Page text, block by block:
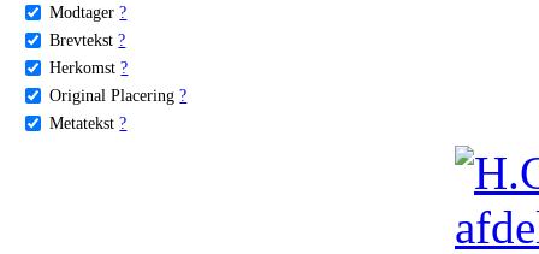
Modtager ?
Brevtekst ?
Herkomst ?
Original Placering ?
Metatekst ?